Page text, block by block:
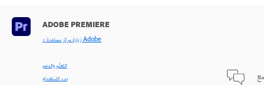
ADOBE PREMIERE
< زيارة مركز مساعدة Adobe
التعلّم والدعم
بدء الاستخدام